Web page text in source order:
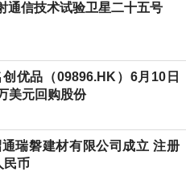
通信技术试验卫星二十五号
优品（09896.HK）6月10日
美元回购股份
瑞磐建材有限公司成立 注册
民币